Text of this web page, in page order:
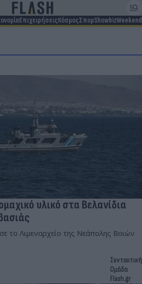
ΕπιχειρήσειςΚόσμοςΣπορShowbizWeekend
υλικό στα Βελανίδια
το Λιμεναρχείο της Νεάπολης Βοιών
Συντακτική
Ομάδα
Flash.gr